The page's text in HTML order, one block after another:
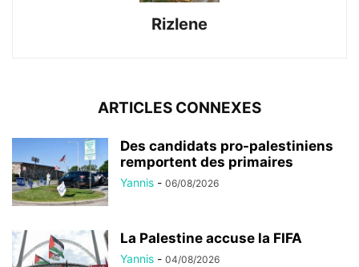
Rizlene
ARTICLES CONNEXES
Des candidats pro-palestiniens
remportent des primaires
Yannis - 06/08/2026
La Palestine accuse la FIFA
Yannis - 04/08/2026